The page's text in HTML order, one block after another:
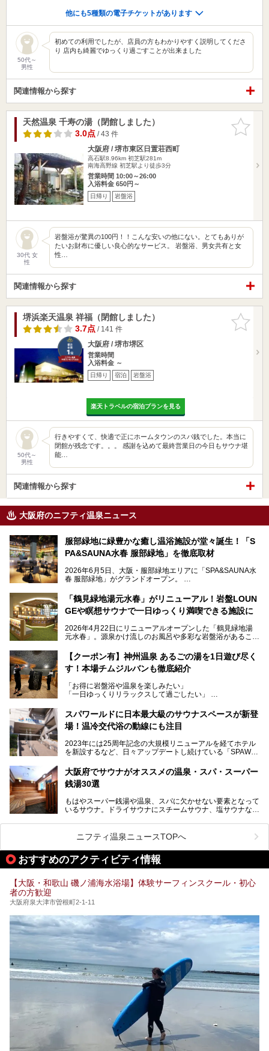
他にも5種類の電子チケットがあります
50代～
男性
初めての利用でしたが、店員の方もわかりやすく説明してくださ
り 店内も綺麗でゆっくり過ごすことが出来ました
関連情報から探す
お気に入
りに追加
天然温泉 千寿の湯（閉館しました）
3.0点/ 43 件
大阪府 / 堺市東区日置荘西町
高石駅8.96km 初芝駅281m
南海高野線 初芝駅より徒歩3分
営業時間 10:00～26:00
入浴料金 650円～
日帰り 岩盤浴
30代 女
性
岩盤浴が驚異の100円！！こんな安いの他にない。とてもありが
たいお財布に優しい良心的なサービス。 岩盤浴、男女共有と女
性…
関連情報から探す
お気に入
りに追加
堺浜楽天温泉 祥福（閉館しました）
3.7点/ 141 件
大阪府 / 堺市堺区
営業時間
入浴料金 ～
日帰り 宿泊 岩盤浴
楽天トラベルの宿泊プランを見る
50代～
男性
行きやすくて、快適で正にホームタウンのスパ銭でした。本当に
閉館が残念です。。。 感謝を込めて最終営業日の今日もサウナ堪
能…
関連情報から探す
大阪府のニフティ温泉ニュース
服部緑地に緑豊かな癒し温浴施設が堂々誕生！「S
PA&SAUNA水春 服部緑地」を徹底取材
2026年6月5日、大阪・服部緑地エリアに「SPA&SAUNA水
春 服部緑地」がグランドオープン。
当初の計画から約5年の時を経て誕生した本施設は、温泉・
サウナ・岩盤浴・フィットネス・ラウンジ・レストランなど
を融合した、これまでの“水春”のイメージをさらに進化させ
今回はオープン前の内覧会に参加し、館内のこだわりポイン
サウナー注目の3種のサウナや160cmの深水風呂、没入感の
高い岩盤浴エリア、日本最大の台数を誇る最新AIフィットネ
スマシンなど、見どころ満載の館内を詳しくご紹介します。
「鶴見緑地湯元水春」がリニューアル！岩盤LOUN
GEや瞑想サウナで一日ゆっくり満喫できる施設に
2026年4月22日にリニューアルオープンした「鶴見緑地湯
元水春」。源泉かけ流しのお風呂や多彩な岩盤浴があること
に“一日中くつろげる場所”としてパワーアップしています。
今回のリニューアルでは、新たに登場した瞑想サウナをはじ
見どころが盛りだくさん。日常の疲れを癒やしたい方はもち
ろん、休日にゆったり過ごしたい方にもぴったりの内容とな
本記事では、そんなリニューアル後の注目ポイントを詳しく
紹介します。これから「鶴見緑地湯元水春」に訪れる方や、
い。
【クーポン有】神州温泉 あるごの湯を1日遊び尽く
す！本場チムジルバンも徹底紹介
「お得に岩盤浴や温泉を楽しみたい」
「一日ゆっくりリラックスして過ごしたい」
利用できる「神州温泉 あるごの湯」です。
あるごの湯は、大阪府豊中市にある日帰り温浴施設で、阪急
チムジルバン（岩盤浴）を中心に、発汗・リラックス・漫画
タイムまで満喫できる長時間滞在型の施設なので、一日中ゆ
る迫力ある熱波パフォーマンスも毎日行われており、“とと
のう”体験をしっかり楽しめるのもポイントです。
ケやボウリングといった遊び場もあり、友人同士やカップル
で“遊び+癒し”の一日を過ごすのにもぴったり。
処にいたるまで魅力をたっぷり堪能してきたので、その全容
スパワールドに日本最大級のサウナスペースが新登
場！温冷交代浴の動線にも注目
2023年には25周年記念の大規模リニューアルを経てホテル
を新設するなど、日々アップデートし続けている「SPAWO
そんなスパワールドが2025年11月15日（土）に、新たな浴
室や日本最大級140人収容の大規模サウナを携えてリニュー
アルオープン！浴室である4F・6Fそれぞれにリニューアル
大規模リニューアルの全容を確認すべく、リニューアルプレ
オープンイベントに行ってきました！今回はそのリニューア
大阪府でサウナがオススメの温泉・スパ・スーパー
銭湯30選
もはやスーパー銭湯や温泉、スパに欠かせない要素となって
いるサウナ。ドライサウナにスチームサウナ、塩サウナな
ペース、ロウリュウなど、心ゆくまで楽しむためのサービス
が充実した施設も多くみられます。
今回はそんなサウナにこだわった、大阪府内のオススメ温
泉・銭湯・スパを30件紹介したいと思います！
ニフティ温泉ニュースTOPへ
おすすめのアクティビティ情報
【大阪・和歌山 磯ノ浦海水浴場】体験サーフィンスクール・初心
者の方歓迎
大阪府泉大津市曽根町2-1-11